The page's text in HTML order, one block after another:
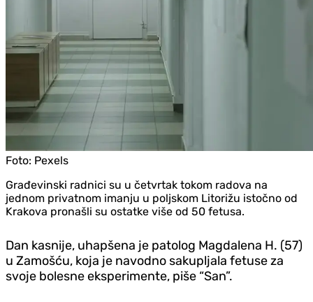
Foto: Pexels
Građevinski radnici su u četvrtak tokom radova na
jednom privatnom imanju u poljskom Litorižu istočno od
Krakova pronašli su ostatke više od 50 fetusa.
Dan kasnije, uhapšena je patolog Magdalena H. (57)
u Zamošću, koja je navodno sakupljala fetuse za
svoje bolesne eksperimente, piše “San”.